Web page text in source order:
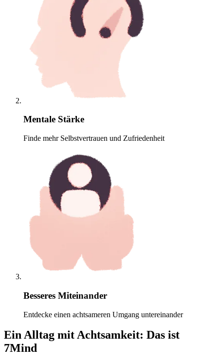
Mentale Stärke
Finde mehr Selbstvertrauen und Zufriedenheit
Besseres Miteinander
Entdecke einen achtsameren Umgang untereinander
Ein Alltag mit Achtsamkeit: Das ist
7Mind